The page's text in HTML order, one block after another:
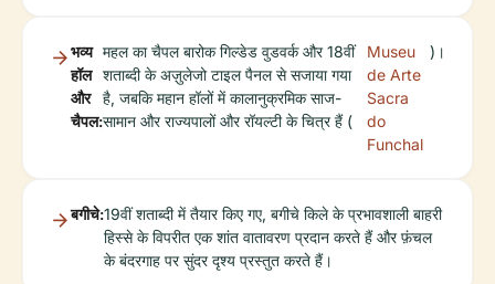
भव्य
हॉल
और
चैपल:
महल का चैपल बारोक गिल्डेड वुडवर्क और 18वीं
शताब्दी के अज़ुलेजो टाइल पैनल से सजाया गया
है, जबकि महान हॉलों में कालानुक्रमिक साज-
सामान और राज्यपालों और रॉयल्टी के चित्र हैं (
Museu
de Arte
Sacra
do
Funchal
)।
बगीचे:19वीं शताब्दी में तैयार किए गए, बगीचे किले के प्रभावशाली बाहरी
हिस्से के विपरीत एक शांत वातावरण प्रदान करते हैं और फ़ंचल
के बंदरगाह पर सुंदर दृश्य प्रस्तुत करते हैं।